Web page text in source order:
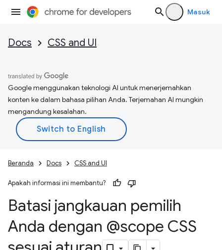
Masuk
Docs CSS and UI
Google menggunakan teknologi AI untuk menerjemahkan
konten ke dalam bahasa pilihan Anda. Terjemahan AI mungkin
mengandung kesalahan.
Beranda Docs CSS and UI
Apakah informasi ini membantu?
Batasi jangkauan pemilih
Anda dengan @scope CSS